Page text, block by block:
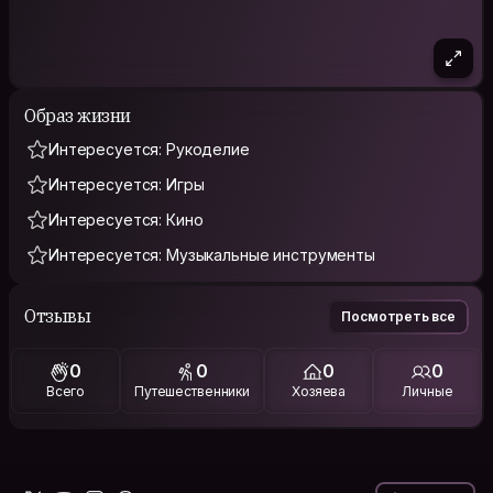
Образ жизни
Интересуется: Рукоделие
Интересуется: Игры
Интересуется: Кино
Интересуется: Музыкальные инструменты
Отзывы Посмотреть все
0
Всего
0
Путешественники
0
Хозяева
0
Личные